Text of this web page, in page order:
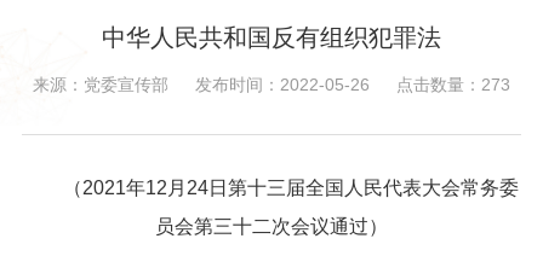
中华人民共和国反有组织犯罪法
来源：党委宣传部 发布时间：2022-05-26 点击数量： 273
（2021年12月24日第十三届全国人民代表大会常务委
员会第三十二次会议通过）